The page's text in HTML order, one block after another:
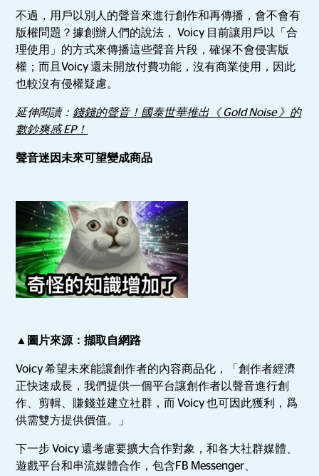
不過，用戶以別人的聲音來進行創作和再傳播，會不會有
版權問題？據創辦人們的說法， Voicy 目前讓用戶以「合
理使用」的方式來傳播這些聲音片段，確保不會侵害版
權；而且Voicy 還未開放付費功能，沒有商業使用，因此
也較沒有侵權疑慮。
延伸閱讀： 錢錢的聲音！國泰世華推出《 Gold Noise 》的
數鈔爽感 EP！
聲音迷因未來可望變成商品
▲圖片來源：擷取自網路
Voicy 希望未來能讓創作者的內容商品化，「創作者經濟
正快速成長，我們提供一個平台讓創作者以聲音進行創
作、剪輯、賺錢並建立社群，而 Voicy 也可因此獲利，爲
供需雙方提供價值。」
下一步 Voicy 還考慮要擴大合作對象，和各大社群媒體、
遊戲平台和串流媒體合作，包含FB Messenger、